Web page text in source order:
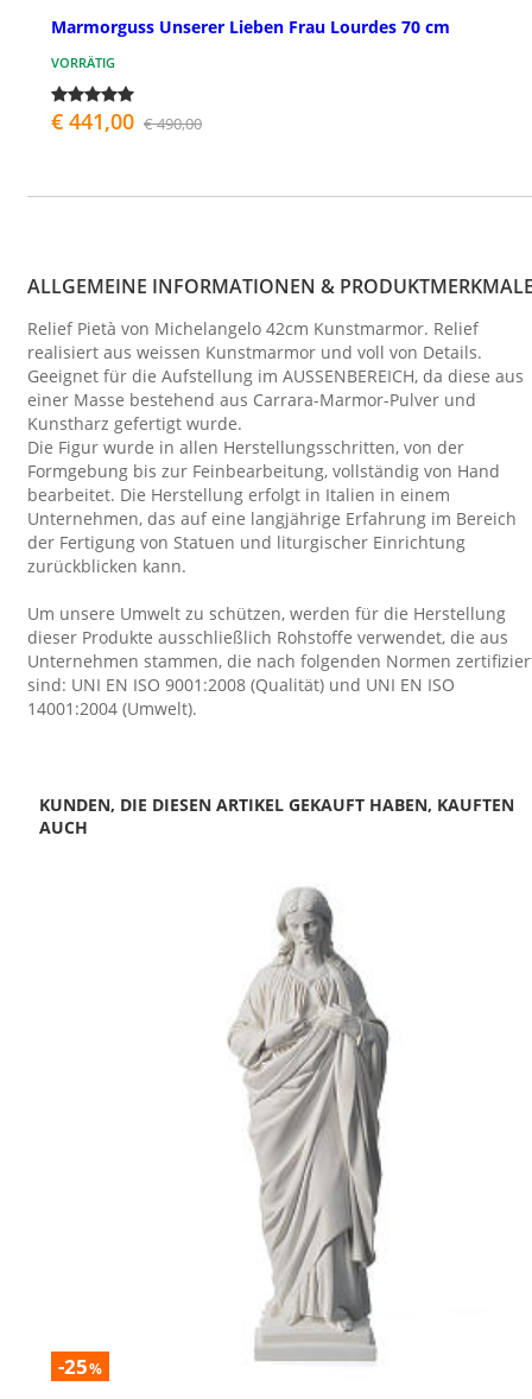
Marmorguss Unserer Lieben Frau Lourdes 70 cm
VORRÄTIG
€ 441,00 € 490,00
ALLGEMEINE INFORMATIONEN &
Relief Pietà von Michelangelo 42cm Kunstmarmor. Relief
realisiert aus weissen Kunstmarmor und voll von Details.
Geeignet für die Aufstellung im AUSSENBEREICH, da diese aus
einer Masse bestehend aus Carrara-Marmor-Pulver und
Kunstharz gefertigt wurde.
Die Figur wurde in allen Herstellungsschritten, von der
Formgebung bis zur Feinbearbeitung, vollständig von Hand
bearbeitet. Die Herstellung erfolgt in Italien in einem
Unternehmen, das auf eine langjährige Erfahrung im Bereich
der Fertigung von Statuen und liturgischer Einrichtung
zurückblicken kann.
Um unsere Umwelt zu schützen, werden für die Herstellung
dieser Produkte ausschließlich Rohstoffe verwendet, die aus
Unternehmen stammen, die nach folgenden Normen
sind: UNI EN ISO 9001:2008 (Qualität) und UNI EN ISO
14001:2004 (Umwelt).
KUNDEN, DIE DIESEN ARTIKEL GEKAUFT HABEN, KAUFTEN
AUCH
-25%